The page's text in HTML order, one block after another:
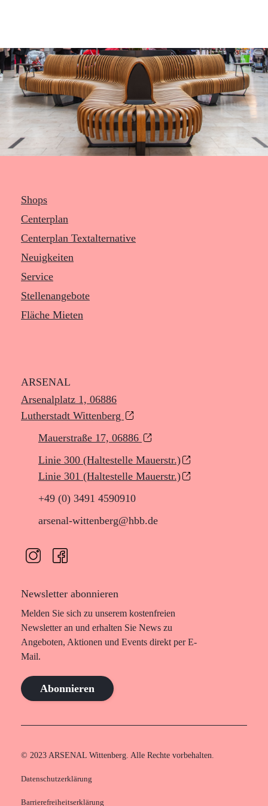
Shops
Centerplan
Centerplan Textalternative
Neuigkeiten
Service
Stellenangebote
Fläche Mieten
ARSENAL
Arsenalplatz 1, 06886
Lutherstadt Wittenberg xxx
Mauerstraße 17, 06886 xxx
Linie 300 (Haltestelle Mauerstr.)xxx
Linie 301 (Haltestelle Mauerstr.)xxx
+49 (0) 3491 4590910
arsenal-wittenberg@hbb.de
Newsletter abonnieren
Melden Sie sich zu unserem kostenfreien
Newsletter an und erhalten Sie News zu
Angeboten, Aktionen und Events direkt per E-
Mail.
Abonnieren
© 2023 ARSENAL Wittenberg. Alle Rechte vorbehalten.
Datenschutzerklärung
Barrierefreiheitserklärung